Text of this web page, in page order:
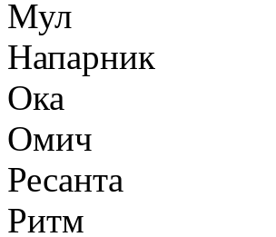
Мул
Напарник
Ока
Омич
Ресанта
Ритм